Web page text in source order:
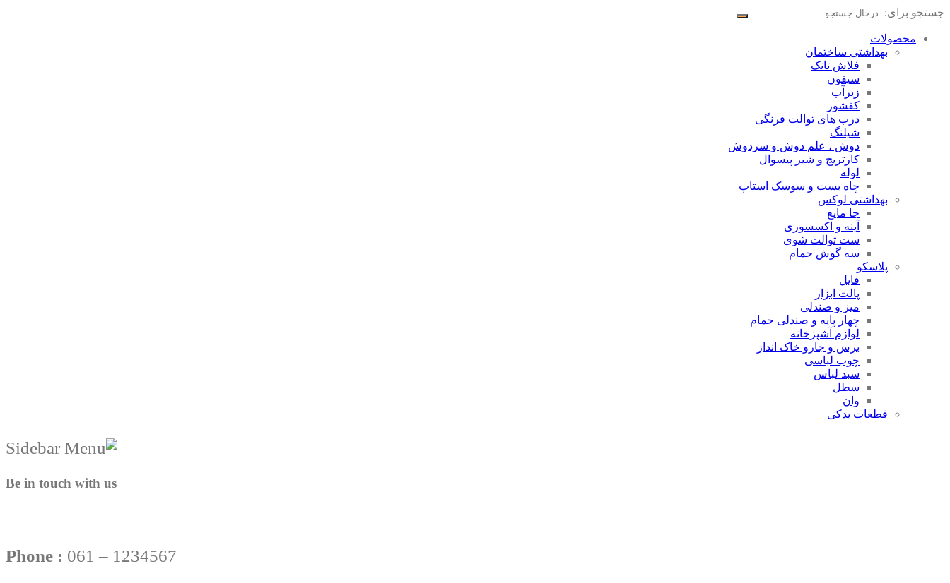
جستجو برای:
محصولات
بهداشتی ساختمان
فلاش تانک
سیفون
زیرآب
کفشور
درب های توالت فرنگی
شیلنگ
دوش ، علم دوش و سردوش
کارتریج و شیر پیسوال
لوله
چاه بست و سوسک استاپ
بهداشتی لوکس
جا مایع
آینه و اکسسوری
ست توالت شوی
سه گوش حمام
پلاسکو
فایل
پالت ابزار
میز و صندلی
چهار پایه و صندلی حمام
لوازم آشپزخانه
برس و جارو خاک انداز
چوب لباسی
سبد لباس
سطل
وان
قطعات یدکی
Be in touch with us
Phone : 061 – 1234567